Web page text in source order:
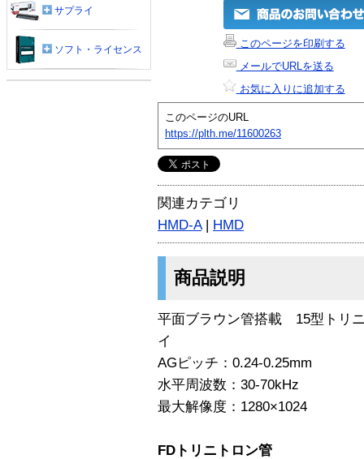
このページを印刷する
メールでURLを送る
お気に入りに追加する
このページのURL
https://plth.me/11600263
関連カテゴリ
HMD-A| HMD
商品説明
平面ブラウン管搭載 15型トリ
イ
AGピッチ：0.24-0.25mm
水平周波数：30-70kHz
最大解像度：1280×1024
FDトリニトロン管
サプライ
ソフト・ライセンス